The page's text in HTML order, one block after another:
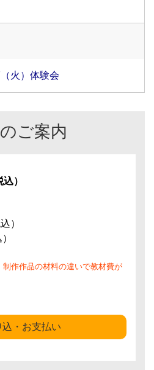
）体験会
ご案内
込）
）
作作品の材料の違いで教材費が
込・お支払い